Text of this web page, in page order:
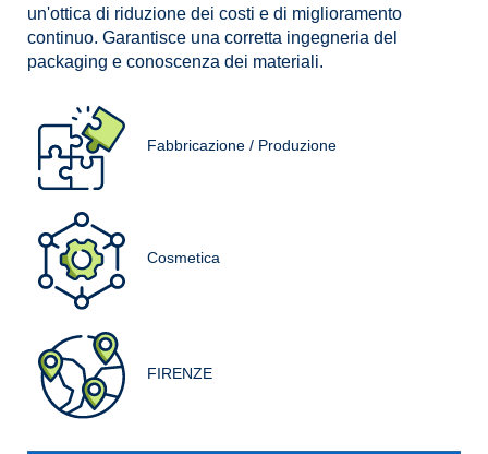
un'ottica di riduzione dei costi e di miglioramento
continuo. Garantisce una corretta ingegneria del
packaging e conoscenza dei materiali.
Fabbricazione / Produzione
Cosmetica
FIRENZE